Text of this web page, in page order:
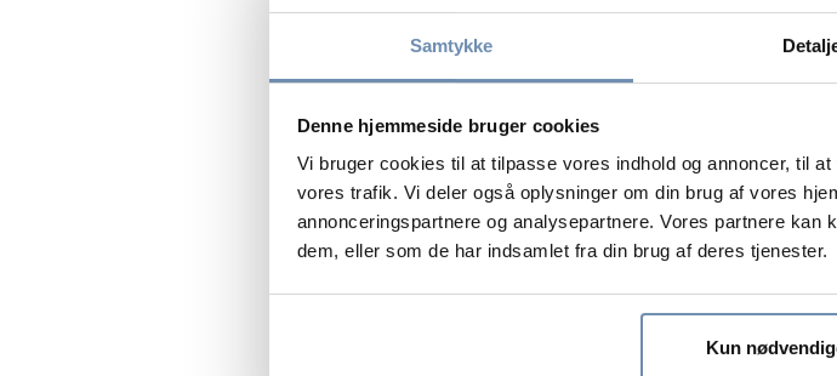
Samtykke
Denne hjemmeside bruger cookies
Vi bruger cookies til at tilpasse vores indhold og annoncer, til
vores trafik. Vi deler også oplysninger om din brug af vores
annonceringspartnere og analysepartnere. Vores partnere
dem, eller som de har indsamlet fra din brug af deres tjenester.
Kun